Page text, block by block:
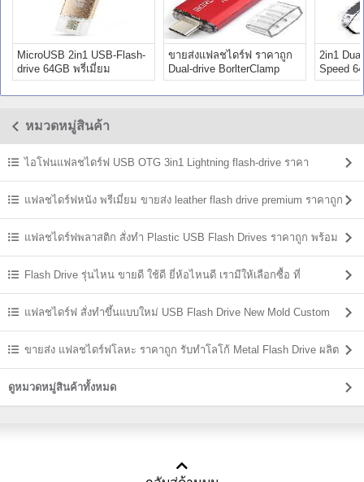
MicroUSB 2in1 USB-Flash-
drive 64GB พรี่เมี่ยม
Premium ราคา
ขายส่งแฟลชไดร์ฟ ราคาถูก
Dual-drive BorlterClamp
Premium
2in1
Speed
หมวดหมู่สินค้า
ไอโฟนแฟลชไดร์ฟ USB OTG 3in1 Lightning flash-drive ราคา
แฟลชไดร์ฟหนัง พรีเมี่ยม ขายส่ง leather flash drive premium ราคาถูก
แฟลชไดร์ฟพลาสติก สั่งทำ Plastic USB Flash Drives ราคาถูก พร้อม
สกรีนFlash Drive รุ่นไหน ขายดี ใช้ดี ยี่ห้อไหนดี เรามีให้เลือกซื้อ ที่
USBThailand
แฟลชไดร์ฟ สั่งทำขึ้นแบบใหม่ USB Flash Drive New Mold Custom
Shapedขายส่ง แฟลชไดร์ฟโลหะ ราคาถูก รับทำโลโก้ Metal Flash Drive ผลิต
ราคาส่ง
ดูหมวดหมู่สินค้าทั้งหมด